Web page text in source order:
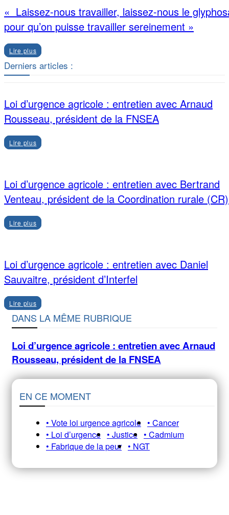
« Laissez-nous travailler, laissez-nous le
pour qu’on puisse travailler sereinement »
Lire plus
Derniers articles :
Loi d’urgence agricole : entretien avec Arnaud
Rousseau, président de la FNSEA
Lire plus
Loi d’urgence agricole : entretien avec Bertrand
Venteau, président de la Coordination rurale (CR)
Lire plus
Loi d’urgence agricole : entretien avec Daniel
Sauvaitre, président d’Interfel
Lire plus
DANS LA MÊME RUBRIQUE
Loi d’urgence agricole : entretien avec Arnaud
Rousseau, président de la FNSEA
EN CE MOMENT
• Vote loi urgence agricole • Cancer
• Loi d’urgence • Justice • Cadmium
• Fabrique de la peur • NGT